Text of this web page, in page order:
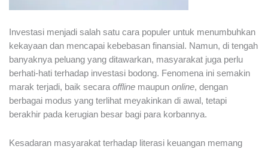
Investasi menjadi salah satu cara populer untuk menumbuhkan
kekayaan dan mencapai kebebasan finansial. Namun, di tengah
banyaknya peluang yang ditawarkan, masyarakat juga perlu
berhati-hati terhadap investasi bodong. Fenomena ini semakin
marak terjadi, baik secara offline maupun online, dengan
berbagai modus yang terlihat meyakinkan di awal, tetapi
berakhir pada kerugian besar bagi para korbannya.
Kesadaran masyarakat terhadap literasi keuangan memang